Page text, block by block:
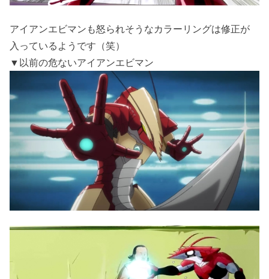
アイアンエビマンも怒られそうなカラーリングは修正が
入っているようです（笑）
▼以前の危ないアイアンエビマン